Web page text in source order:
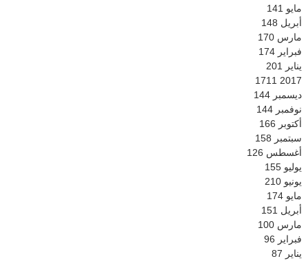
مايو 141
أبريل 148
مارس 170
فبراير 174
يناير
201
2017
1711
ديسمبر 144
نوفمبر 144
أكتوبر 166
سبتمبر 158
أغسطس 126
يوليو 155
يونيو 210
مايو 174
أبريل 151
مارس 100
فبراير 96
يناير 87